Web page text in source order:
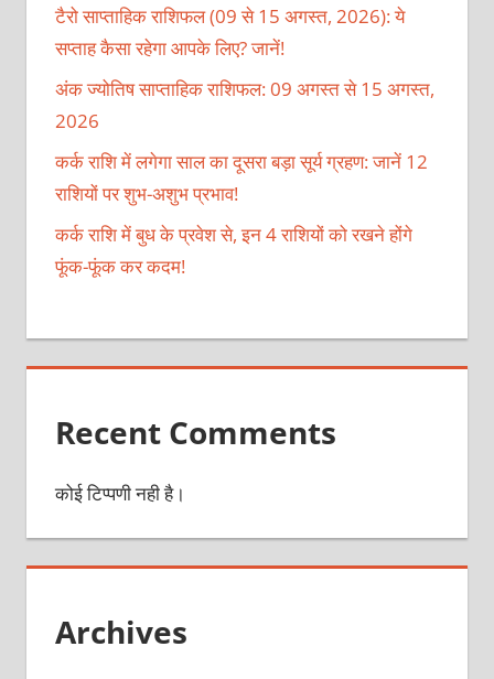
टैरो साप्ताहिक राशिफल (09 से 15 अगस्त, 2026): ये
सप्ताह कैसा रहेगा आपके लिए? जानें!
अंक ज्योतिष साप्ताहिक राशिफल: 09 अगस्त से 15 अगस्त,
2026
कर्क राशि में लगेगा साल का दूसरा बड़ा सूर्य ग्रहण: जानें 12
राशियों पर शुभ-अशुभ प्रभाव!
कर्क राशि में बुध के प्रवेश से, इन 4 राशियों को रखने होंगे
फूंक-फूंक कर कदम!
Recent Comments
कोई टिप्पणी नही है।
Archives